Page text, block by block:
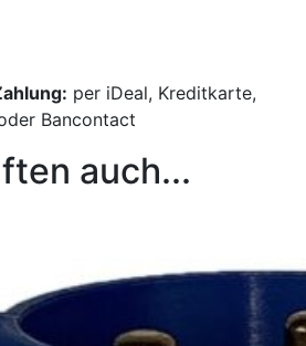
per iDeal, Kreditkarte,
Bancontact
auch...